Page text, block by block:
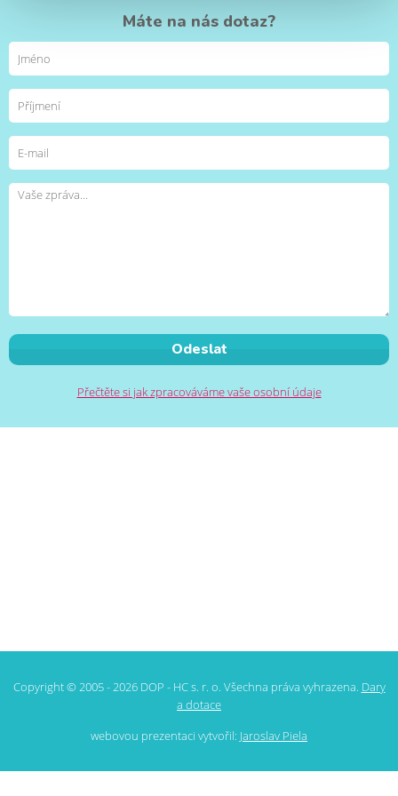
Máte na nás dotaz?
Přečtěte si jak zpracováváme vaše osobní údaje
Copyright © 2005 - 2026 DOP - HC s. r. o. Všechna práva vyhrazena. Dary
a dotace
webovou prezentaci vytvořil: Jaroslav Piela